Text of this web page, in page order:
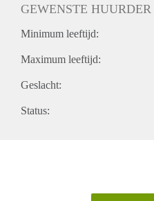
GEWENSTE HUURDER
Minimum leeftijd:
Maximum leeftijd:
Geslacht:
Status: